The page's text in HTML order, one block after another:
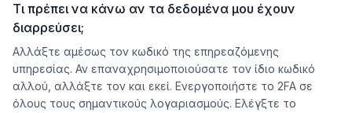
Τι πρέπει να κάνω αν τα δεδομένα μου έχουν
διαρρεύσει;
Αλλάξτε αμέσως τον κωδικό της επηρεαζόμενης
υπηρεσίας. Αν επαναχρησιμοποιούσατε τον ίδιο κωδικό
αλλού, αλλάξτε τον και εκεί. Ενεργοποιήστε το 2FA σε
όλους τους σημαντικούς λογαριασμούς. Ελέγξτε το